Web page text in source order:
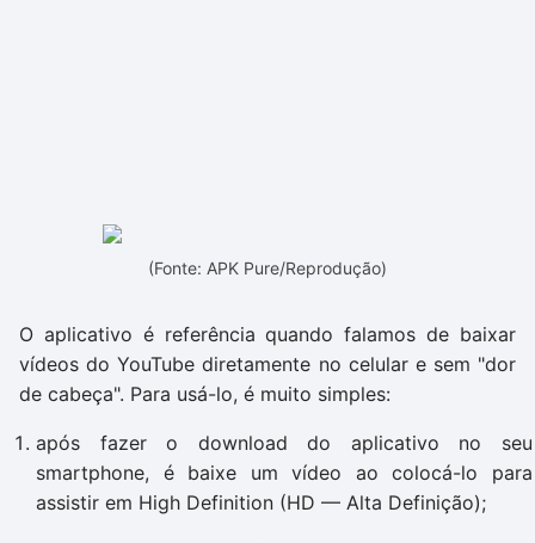
(Fonte: APK Pure/Reprodução)
O aplicativo é referência quando falamos de baixar
vídeos do YouTube diretamente no celular e sem "dor
de cabeça". Para usá-lo, é muito simples:
após fazer o download do aplicativo no seu
smartphone, é baixe um vídeo ao colocá-lo para
assistir em High Definition (HD — Alta Definição);